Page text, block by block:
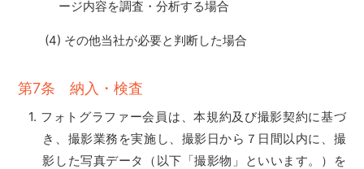
ージ内容を調査・分析する場合
その他当社が必要と判断した場合
第7条 納入・検査
フォトグラファー会員は、本規約及び撮影契約に基づ
き、撮影業務を実施し、撮影日から７日間以内に、撮
影した写真データ（以下「撮影物」といいます。）を